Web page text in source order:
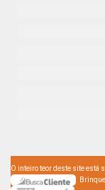
O inteiro teor deste site está